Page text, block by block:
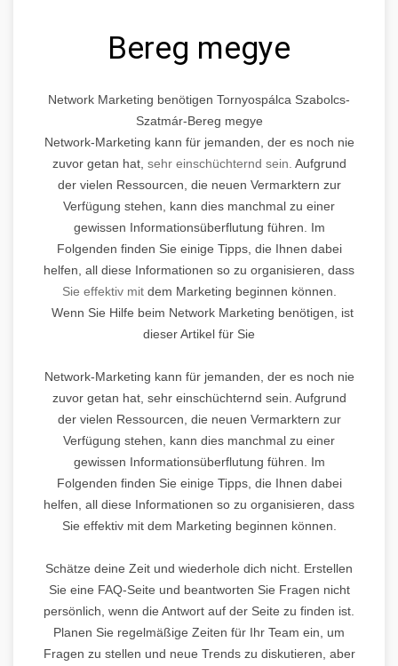
Bereg megye
Network Marketing benötigen Tornyospálca Szabolcs-
Szatmár-Bereg megye
Network-Marketing kann für jemanden, der es noch nie
zuvor getan hat, sehr einschüchternd sein. Aufgrund
der vielen Ressourcen, die neuen Vermarktern zur
Verfügung stehen, kann dies manchmal zu einer
gewissen Informationsüberflutung führen. Im
Folgenden finden Sie einige Tipps, die Ihnen dabei
helfen, all diese Informationen so zu organisieren, dass
Sie effektiv mitdem Marketing beginnen können.
Wenn Sie Hilfe beim Network Marketing benötigen, ist
dieser Artikel für Sie
Network-Marketing kann für jemanden, der es noch nie
zuvor getan hat, sehr einschüchternd sein. Aufgrund
der vielen Ressourcen, die neuen Vermarktern zur
Verfügung stehen, kann dies manchmal zu einer
gewissen Informationsüberflutung führen. Im
Folgenden finden Sie einige Tipps, die Ihnen dabei
helfen, all diese Informationen so zu organisieren, dass
Sie effektiv mit dem Marketing beginnen können.
Schätze deine Zeit und wiederhole dich nicht. Erstellen
Sie eine FAQ-Seite und beantworten Sie Fragen nicht
persönlich, wenn die Antwort auf der Seite zu finden ist.
Planen Sie regelmäßige Zeiten für Ihr Team ein, um
Fragen zu stellen und neue Trends zu diskutieren, aber